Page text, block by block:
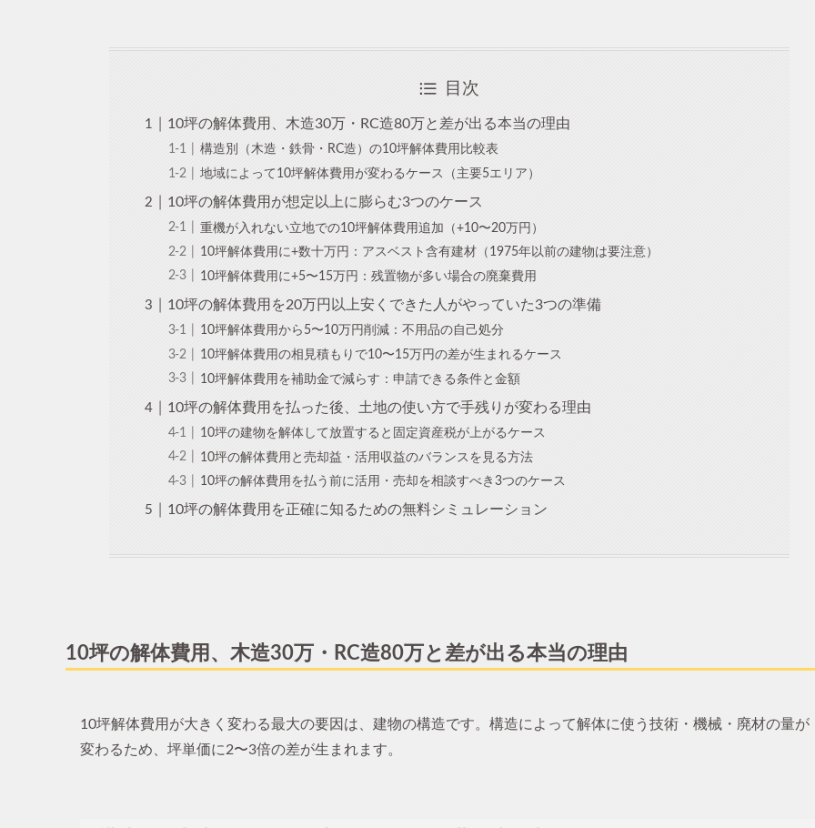
目次
10坪の解体費用、木造30万・RC造80万と差が出る本当の理由
構造別（木造・鉄骨・RC造）の10坪解体費用比較表
地域によって10坪解体費用が変わるケース（主要5エリア）
10坪の解体費用が想定以上に膨らむ3つのケース
重機が入れない立地での10坪解体費用追加（+10〜20万円）
10坪解体費用に+数十万円：アスベスト含有建材（1975年以前の建物は要注意）
10坪解体費用に+5〜15万円：残置物が多い場合の廃棄費用
10坪の解体費用を20万円以上安くできた人がやっていた3つの準備
10坪解体費用から5〜10万円削減：不用品の自己処分
10坪解体費用の相見積もりで10〜15万円の差が生まれるケース
10坪解体費用を補助金で減らす：申請できる条件と金額
10坪の解体費用を払った後、土地の使い方で手残りが変わる理由
10坪の建物を解体して放置すると固定資産税が上がるケース
10坪の解体費用と売却益・活用収益のバランスを見る方法
10坪の解体費用を払う前に活用・売却を相談すべき3つのケース
10坪の解体費用を正確に知るための無料シミュレーション
10坪の解体費用、木造30万・RC造80万と差が出る本当の理由
10坪解体費用が大きく変わる最大の要因は、建物の構造です。構造によって解体に使う技術・機械・廃材の量が
変わるため、坪単価に2〜3倍の差が生まれます。